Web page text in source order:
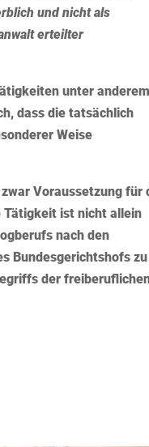
und nicht als
erteilter
unter
dass die tatsächlich
Weise
Voraussetzung für
Tätigkeit ist nicht allein
nach den
Bundesgerichtshofs
der